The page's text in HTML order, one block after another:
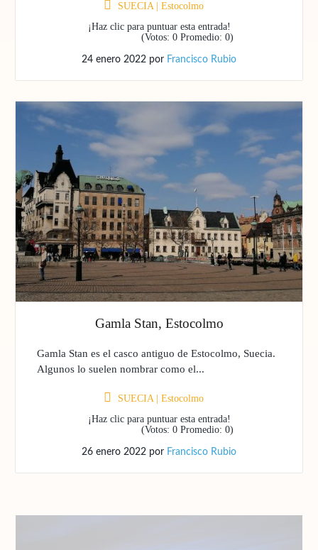
SUECIA| Estocolmo
¡Haz clic para puntuar esta entrada!
(Votos: 0 Promedio: 0)
24 enero 2022 por Francisco Rubio
Gamla Stan, Estocolmo
Gamla Stan es el casco antiguo de Estocolmo, Suecia.
Algunos lo suelen nombrar como el...
SUECIA| Estocolmo
¡Haz clic para puntuar esta entrada!
(Votos: 0 Promedio: 0)
26 enero 2022 por Francisco Rubio